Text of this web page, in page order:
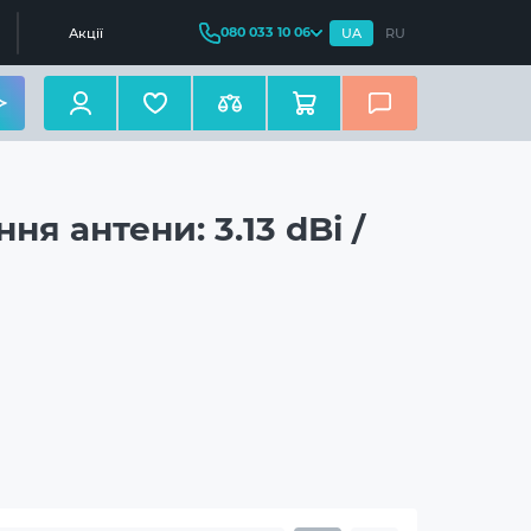
Акції 080 033 10 06 UA RU
антени: 3.13 dBi /